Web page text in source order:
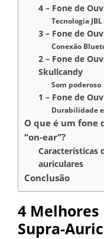
4 – Fone de
Tecnologia
3 – Fone de
Conexão
2 – Fone de
Skullcandy
Som poderoso
1 – Fone de
Durabilidade
O que é um fone
“on-ear”?
Características
auriculares
Conclusão
4 Melhores
Supra-